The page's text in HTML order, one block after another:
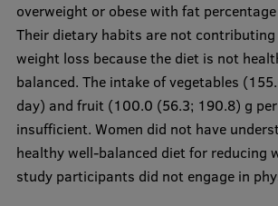
overweight or obese with fat
Their dietary habits are not
weight loss because the diet is not
balanced. The intake of vegetables
day) and fruit (100.0 (56.3; 190.8) g
insufficient. Women did not have
healthy well-balanced diet for reducing
study participants did not engage in